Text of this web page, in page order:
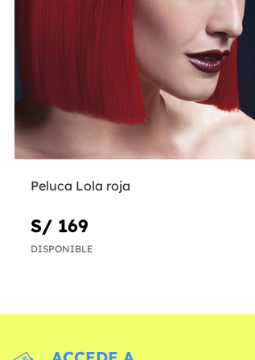
Peluca Lola roja
S/ 169
DISPONIBLE